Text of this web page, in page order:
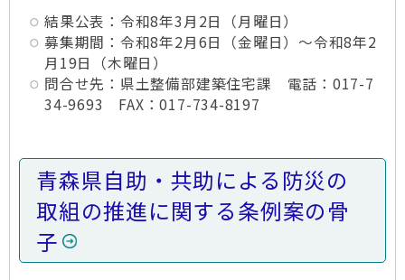
結果公表：令和8年3月2日（月曜日）
募集期間：令和8年2月6日（金曜日）～令和8年2
月19日（木曜日）
問合せ先：県土整備部建築住宅課 電話：017-7
34-9693 FAX：017-734-8197
青森県自助・共助による防災の
取組の推進に関する条例案の骨
子